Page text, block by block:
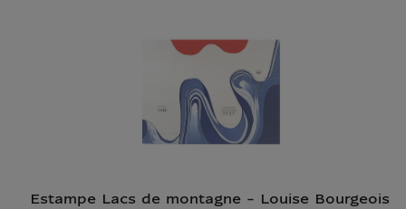
Estampe Lacs de montagne - Louise Bourgeois